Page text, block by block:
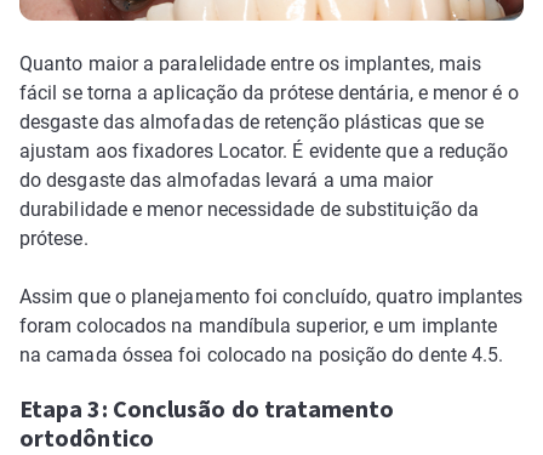
Quanto maior a paralelidade entre os implantes, mais
fácil se torna a aplicação da prótese dentária, e menor é o
desgaste das almofadas de retenção plásticas que se
ajustam aos fixadores Locator. É evidente que a redução
do desgaste das almofadas levará a uma maior
durabilidade e menor necessidade de substituição da
prótese.
Assim que o planejamento foi concluído, quatro implantes
foram colocados na mandíbula superior, e um implante
na camada óssea foi colocado na posição do dente 4.5.
Etapa 3: Conclusão do tratamento
ortodôntico